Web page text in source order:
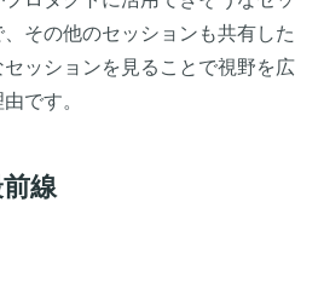
その他のセッションも共有した
ッションを見ることで視野を広
です。
線